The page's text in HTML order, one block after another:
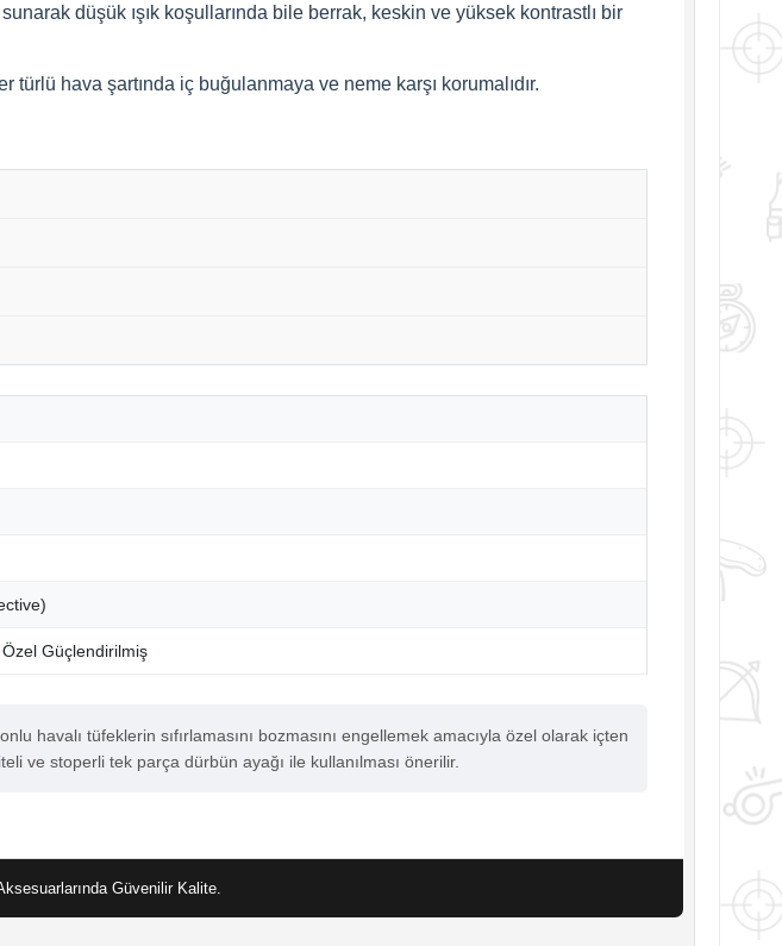
düşük ışık koşullarında bile berrak, keskin ve yüksek kontrastlı bir
türlü hava şartında iç buğulanmaya ve neme karşı korumalıdır.
Güçlendirilmiş
havalı tüfeklerin sıfırlamasını bozmasını engellemek amacıyla özel olarak içten
ve stoperli tek parça dürbün ayağı ile kullanılması önerilir.
Güvenilir Kalite.